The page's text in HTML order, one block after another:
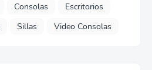
Consolas
Escritorios
Sillas Video Consolas